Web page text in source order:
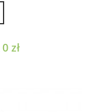
0 zł